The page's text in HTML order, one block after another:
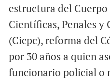
estructura del
Científicas, Penales y
(Cicpc), reforma del
por 30 años a quien
funcionario policial o